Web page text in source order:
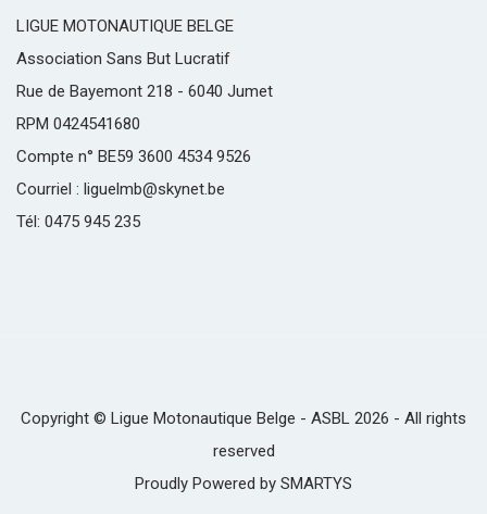
LIGUE MOTONAUTIQUE BELGE
Association Sans But Lucratif
Rue de Bayemont 218 - 6040 Jumet
RPM 0424541680
Compte n° BE59 3600 4534 9526
Courriel : liguelmb@skynet.be
Tél: 0475 945 235
Copyright © Ligue Motonautique Belge - ASBL 2026 - All rights
reserved
Proudly Powered by SMARTYS